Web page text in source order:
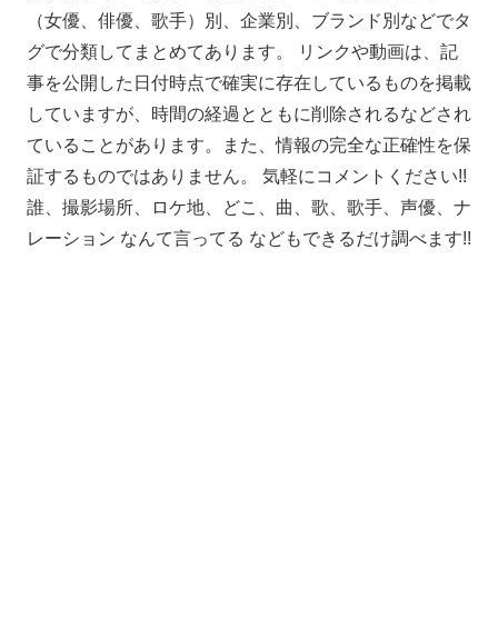
（女優、俳優、歌手）別、企業別、ブランド別などでタ
グで分類してまとめてあります。 リンクや動画は、記
事を公開した日付時点で確実に存在しているものを掲載
していますが、時間の経過とともに削除されるなどされ
ていることがあります。また、情報の完全な正確性を保
証するものではありません。 気軽にコメントください!!
誰、撮影場所、ロケ地、どこ、曲、歌、歌手、声優、ナ
レーション なんて言ってる などもできるだけ調べます!!